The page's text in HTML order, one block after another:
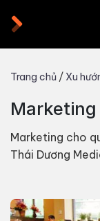
to
Trang chủ / Xu
Marketing cho
Thái Dương